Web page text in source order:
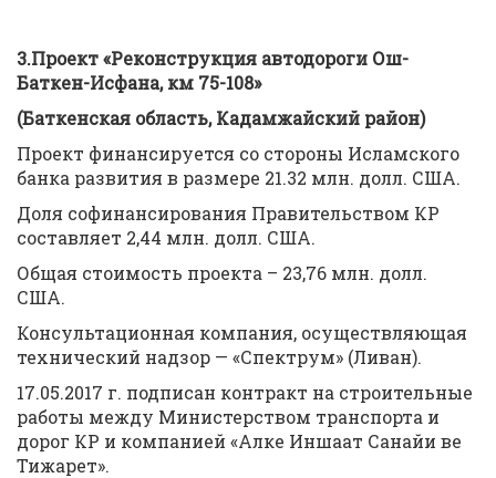
3.Проект «Реконструкция автодороги Ош-
Баткен-Исфана, км 75-108»
(Баткенская область, Кадамжайский район)
Проект финансируется со стороны Исламского
банка развития в размере 21.32 млн. долл. США.
Доля софинансирования Правительством КР
составляет 2,44 млн. долл. США.
Общая стоимость проекта – 23,76 млн. долл.
США.
Консультационная компания, осуществляющая
технический надзор — «Спектрум» (Ливан).
17.05.2017 г. подписан контракт на строительные
работы между Министерством транспорта и
дорог КР и компанией «Алке Иншаат Санайи ве
Тижарет».